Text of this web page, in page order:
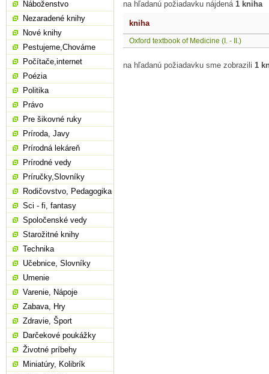
na hľadanú požiadavku nájdená 1 kniha
kniha
Oxford textbook of Medicine (I. - II.)
na hľadanú požiadavku sme zobrazili 1
Náboženstvo
Nezaradené knihy
Nové knihy
Pestujeme,Chováme
Počítače,internet
Poézia
Politika
Právo
Pre šikovné ruky
Príroda, Javy
Prírodná lekáreň
Prírodné vedy
Príručky,Slovníky
Rodičovstvo, Pedagogika
Sci - fi, fantasy
Spoločenské vedy
Starožitné knihy
Technika
Učebnice, Slovníky
Umenie
Varenie, Nápoje
Zabava, Hry
Zdravie, Šport
Darčekové poukážky
Životné príbehy
Miniatúry, Kolibrík